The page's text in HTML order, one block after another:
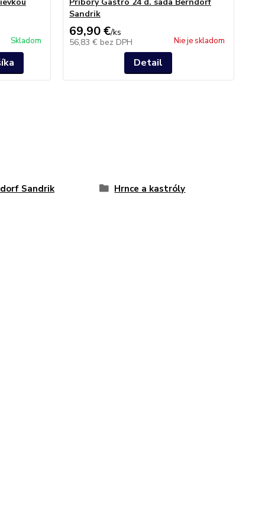
Skladom
Sandrik
69,90 €/ks
56,83 € bez DPH Nie je skladom
Detail
Sandrik Hrnce a kastróly